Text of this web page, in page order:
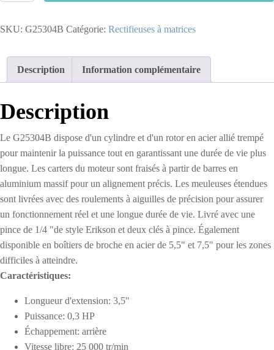
Rectifieuse
SKU: G25304B Catégorie: Rectifieuses à matrices
Description Information complémentaire
Description
Le G25304B dispose d'un cylindre et d'un rotor en acier allié trempé
pour maintenir la puissance tout en garantissant une durée de vie plus
longue. Les carters du moteur sont fraisés à partir de barres en
aluminium massif pour un alignement précis. Les meuleuses étendues
sont livrées avec des roulements à aiguilles de précision pour assurer
un fonctionnement réel et une longue durée de vie. Livré avec une
pince de 1/4 "de style Erikson et deux clés à pince. Également
disponible en boîtiers de broche en acier de 5,5" et 7,5" pour les zones
difficiles à atteindre.
Caractéristiques:
Longueur d'extension: 3,5"
Puissance: 0,3 HP
Échappement: arrière
Vitesse libre: 25 000 tr/min